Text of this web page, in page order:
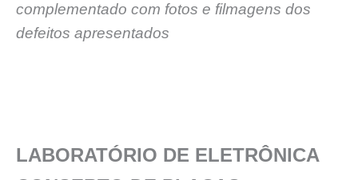
complementado com fotos e filmagens dos
defeitos apresentados
LABORATÓRIO DE ELETRÔNICA